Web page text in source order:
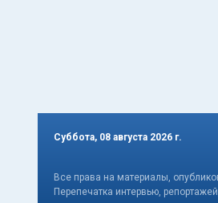
Суббота, 08 августа 2026 г.
Все права на материалы,
Перепечатка интервью,